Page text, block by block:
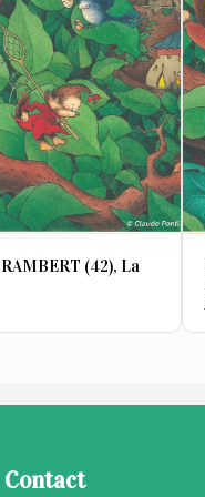
(42), La
Contact